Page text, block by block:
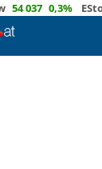
0,3% EStoxx50